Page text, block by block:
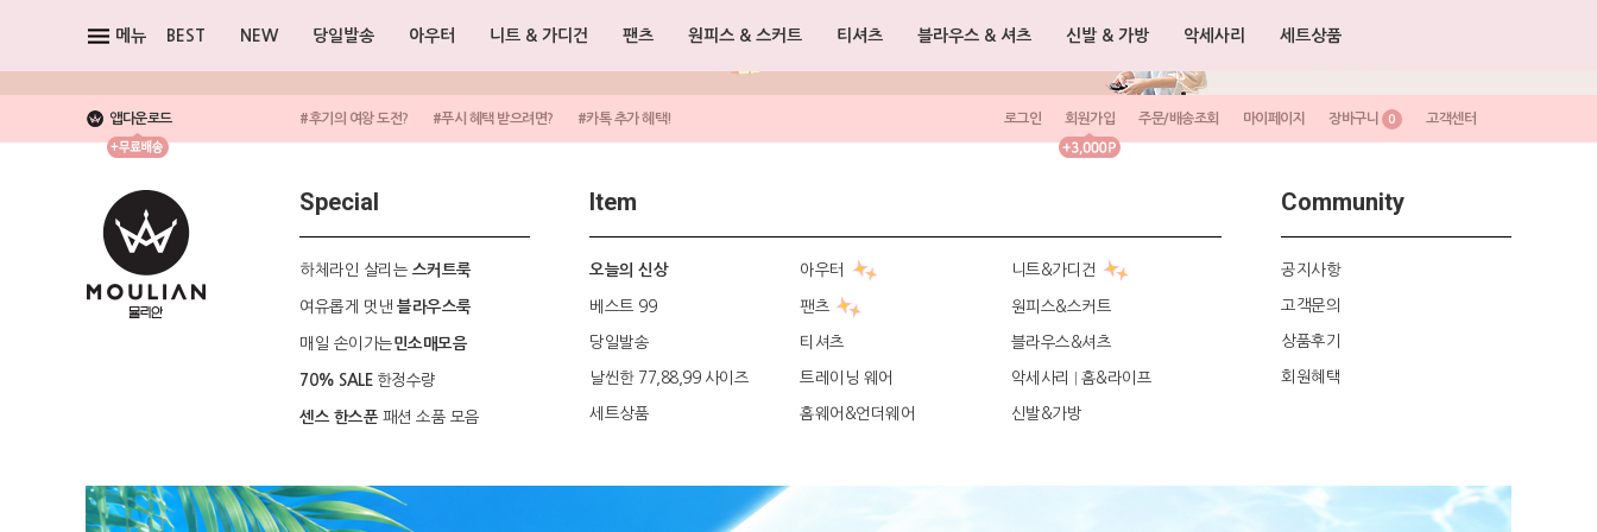
앱다운로드 #후기의 여왕 도전? #푸시 혜택 받으려면? #카톡 추가 혜택! 로그인 회원가입 주문/배송조회 마이페이지 장바구니 0 고객센터
Special
하체라인 살리는 스커트룩
여유롭게 멋낸 블라우스룩
매일 손이가는민소매모음
70% SALE 한정수량
센스 한스푼패션 소품 모음
Item
오늘의 신상 아우터 니트&가디건
베스트 99 팬츠 원피스&스커트
당일발송 티셔츠 블라우스&셔츠
날씬한 77,88,99 사이즈 트레이닝 웨어 악세사리 홈&라이프
세트상품 홈웨어&언더웨어 신발&가방
Community
공지사항
고객문의
상품후기
회원혜택
메뉴 BEST NEW 당일발송 아우터 니트 & 가디건 팬츠 원피스 & 스커트 티셔츠 블라우스 & 셔츠 신발 & 가방 악세사리 세트상품